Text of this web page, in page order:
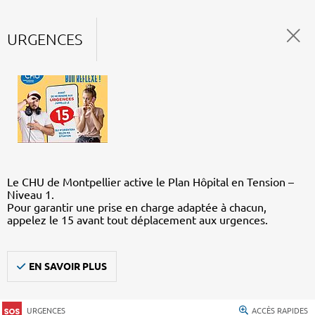
URGENCES
Le CHU de Montpellier active le Plan Hôpital en Tension –
Niveau 1.
Pour garantir une prise en charge adaptée à chacun,
appelez le 15 avant tout déplacement aux urgences.
EN SAVOIR PLUS
URGENCES ACCÈS RAPIDES